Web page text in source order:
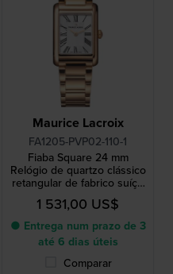
Maurice Lacroix
FA1205-PVP02-110-1
Fiaba Square 24 mm
Relógio de quartzo clássico
retangular de fabrico suíço
com índices romanos
1 531,00 US$
● Entrega num prazo de 3
até 6 dias úteis
Comparar